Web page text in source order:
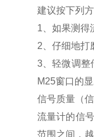
建议按下列
1、如果测得
2、仔细地打
3、轻微调整
M25窗口的
信号质量（
流量计的信
范围之间，